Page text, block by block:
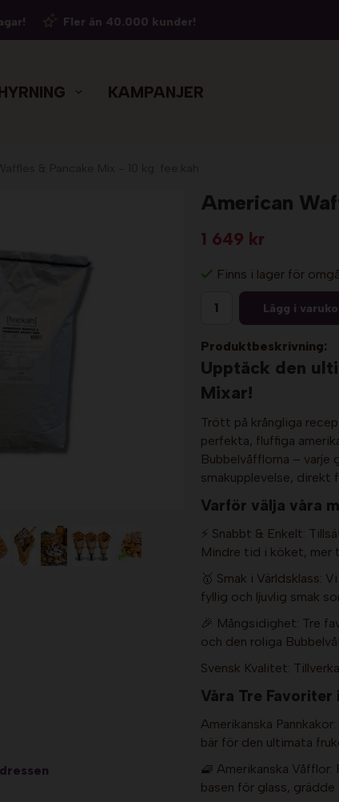
Fler än 40.000 kunder!
KAMPANJER
American
1 649 kr
Finns i lager för
Lägg i
Produktbeskrivning:
Upptäck den
Mixar!
Trött på krångliga
perfekta, fluffiga
Bubbelvåfflorna – varje
smakupplevelse, direkt
Varför välja våra
⚡ Snabbt & Enkelt:
Mindre tid i köket, mer
🥇 Smak i Världsklass:
fyllig och ljuvlig smak
🎉 Mångsidighet: Tre
och den roliga
Svensk Kvalitet:
Våra Tre Favoriter
Amerikanska
bär för den ultimata
🧇 Amerikanska
basen för glass,